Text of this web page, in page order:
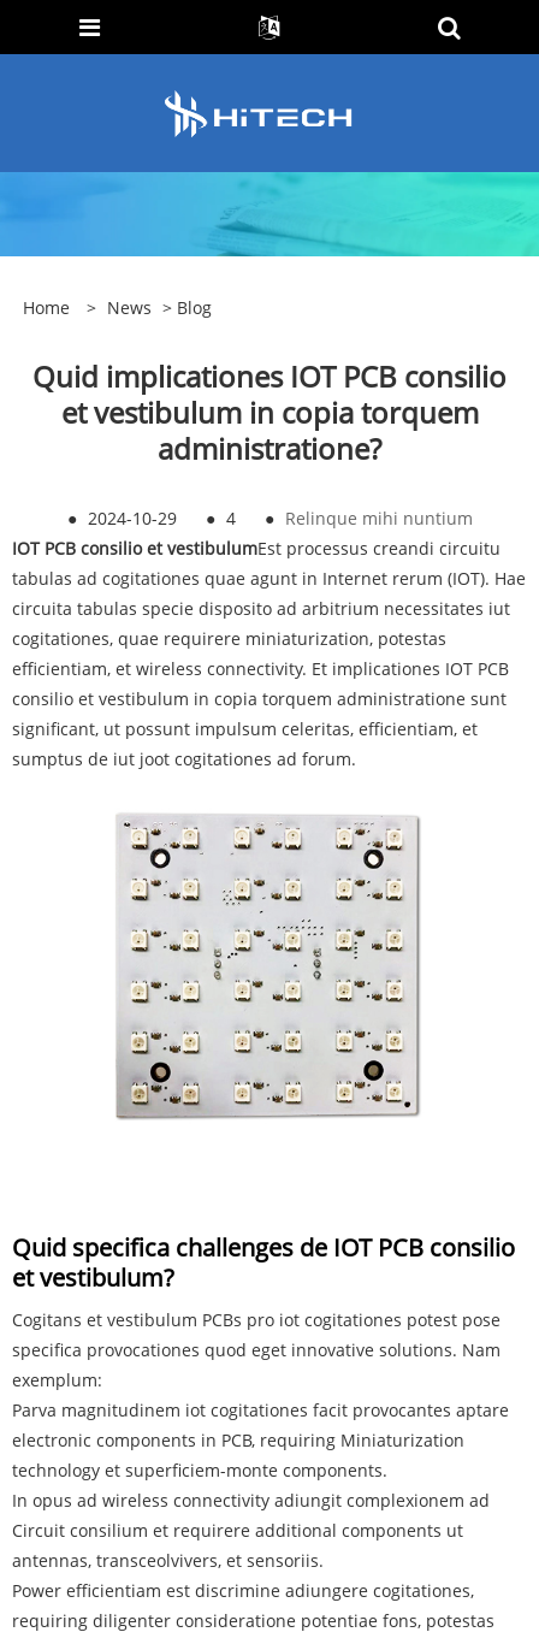
Home > News > Blog
Quid implicationes IOT PCB consilio
et vestibulum in copia torquem
administratione?
● 2024-10-29 ● 4 ● Relinque mihi nuntium
IOT PCB consilio et vestibulumEst processus creandi circuitu
tabulas ad cogitationes quae agunt in Internet rerum (IOT). Hae
circuita tabulas specie disposito ad arbitrium necessitates iut
cogitationes, quae requirere miniaturization, potestas
efficientiam, et wireless connectivity. Et implicationes IOT PCB
consilio et vestibulum in copia torquem administratione sunt
significant, ut possunt impulsum celeritas, efficientiam, et
sumptus de iut joot cogitationes ad forum.
Quid specifica challenges de IOT PCB consilio
et vestibulum?
Cogitans et vestibulum PCBs pro iot cogitationes potest pose
specifica provocationes quod eget innovative solutions. Nam
exemplum:
Parva magnitudinem iot cogitationes facit provocantes aptare
electronic components in PCB, requiring Miniaturization
technology et superficiem-monte components.
In opus ad wireless connectivity adiungit complexionem ad
Circuit consilium et requirere additional components ut
antennas, transceolvivers, et sensoriis.
Power efficientiam est discrimine adiungere cogitationes,
requiring diligenter consideratione potentiae fons, potestas